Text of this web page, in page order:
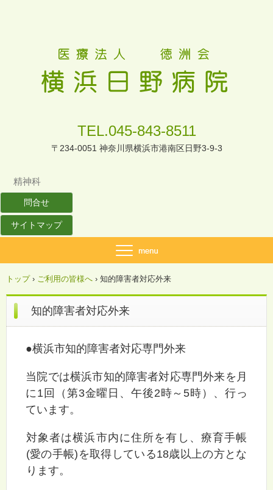
TEL.045-843-8511
〒234-0051 神奈川県横浜市港南区日野3-9-3
精神科
問合せ
サイトマップ
トップ › ご利用の皆様へ › 知的障害者対応外来
知的障害者対応外来
●横浜市知的障害者対応専門外来
当院では横浜市知的障害者対応専門外来を月
に1回（第3金曜日、午後2時～5時）、行っ
ています。
対象者は横浜市内に住所を有し、療育手帳
(愛の手帳)を取得している18歳以上の方とな
ります。